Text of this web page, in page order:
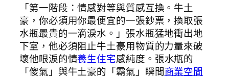
「第一階段：情感對等與質感互換。牛土
豪，你必須用你最便宜的一張鈔票，換取張
水瓶最貴的一滴淚水。」張水瓶猛地衝出地
下室，他必須阻止牛土豪用物質的力量來破
壞他眼淚的情養生住宅感純度。張水瓶的
「傻氣」與牛土豪的「霸氣」瞬間商業空間